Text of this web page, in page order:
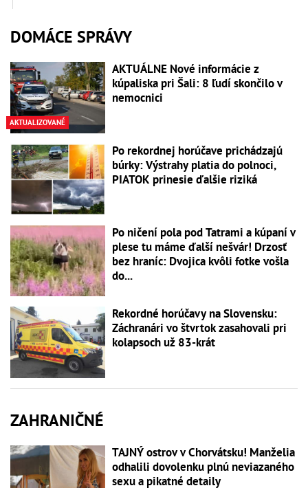
DOMÁCE SPRÁVY
AKTUALIZOVANÉ
AKTUÁLNE Nové informácie z
kúpaliska pri Šali: 8 ľudí skončilo v
nemocnici
Po rekordnej horúčave prichádzajú
búrky: Výstrahy platia do polnoci,
PIATOK prinesie ďalšie riziká
Po ničení pola pod Tatrami a kúpaní v
plese tu máme ďalší nešvár! Drzosť
bez hraníc: Dvojica kvôli fotke vošla
do...
Rekordné horúčavy na Slovensku:
Záchranári vo štvrtok zasahovali pri
kolapsoch už 83-krát
ZAHRANIČNÉ
TAJNÝ ostrov v Chorvátsku! Manželia
odhalili dovolenku plnú neviazaného
sexu a pikatné detaily